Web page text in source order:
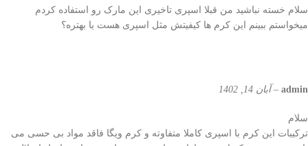
سلام خسته نباشید من قبلا اسپری تاخیری این مارک رو استفاده کردم
میخواستم ببینم این کرم ها کیفیتش مثل اسپری هست یا بهتره؟
admin
– آبان 14, 1402
سلام
ترکیبات این کرم با اسپری کاملا متفاوته و کرم ویگا فاقد مواد بی حسی می